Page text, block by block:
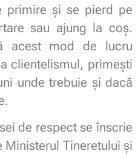
primire și se pierd pe
sau ajung la coș.
acest mod de lucru
clientelismul, primești
unde trebuie și dacă
de respect se înscrie
Tineretului și